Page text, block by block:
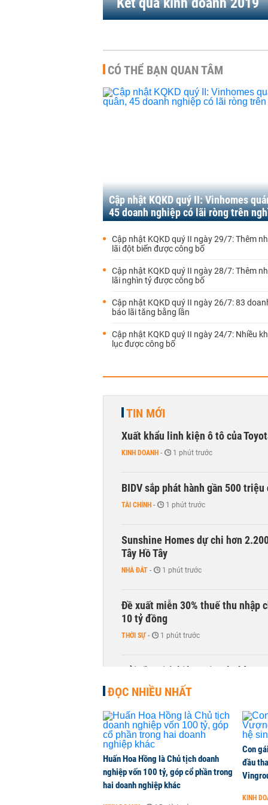
CÓ THỂ BẠN QUAN TÂM
Cập nhật KQKD quý II: Vinhomes
45 doanh nghiệp có lãi ròng trên
Cập nhật KQKD quý II ngày 29/7: Thêm
lãi đột biến được công bố
Cập nhật KQKD quý II ngày 28/7: Thêm
lãi nghìn tỷ được công bố
Cập nhật KQKD quý II ngày 26/7: 83
báo lãi tăng bằng lần
Cập nhật KQKD quý II ngày 24/7: Nhiều
lục được công bố
TIN MỚI
Xuất khẩu linh kiện ô tô của
KINH DOANH - 1 phút trước
BIDV sắp phát hành gần 500
TÀI CHÍNH - 1 phút trước
Sunshine Homes dự chi hơn
Tây Hồ Tây
NHÀ ĐẤT - 1 phút trước
Đề xuất miễn 30% thuế thu nhập
10 tỷ đồng
THỜI SỰ - 1 phút trước
Gửi tiền tiết kiệm tại ngân hàng
TÀI CHÍNH - 1 phút trước
ĐỌC NHIỀU NHẤT
Huấn Hoa Hồng là Chủ tịch doanh
nghiệp vốn 100 tỷ, góp cổ phần trong
hai doanh nghiệp khác
Con
đầu
KINH